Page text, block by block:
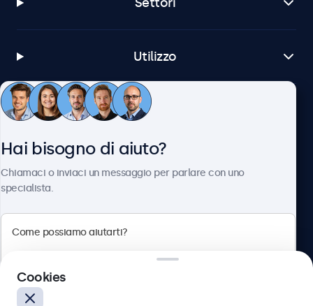
Utilizzo
Servizio Clienti
Hai bisogno di aiuto?
Chiamaci o inviaci un messaggio per parlare con uno
specialista.
Cookies